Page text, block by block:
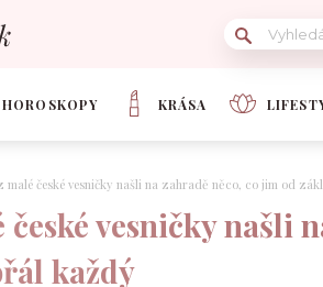
HOROSKOPY KRÁSA
malé české vesničky našli na zahradě něco, co jim od
české vesničky našli
každý